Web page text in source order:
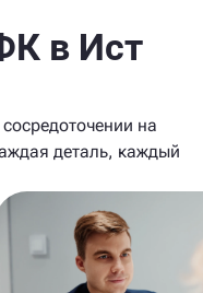
в Ист
на
деталь, каждый